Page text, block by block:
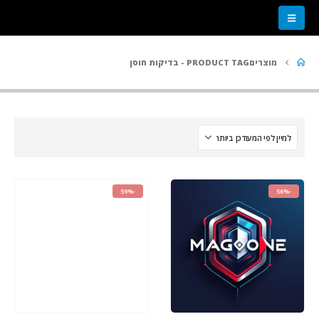
מוצריםPRODUCT TAG - בדיקות חוסן
-56%
-59%